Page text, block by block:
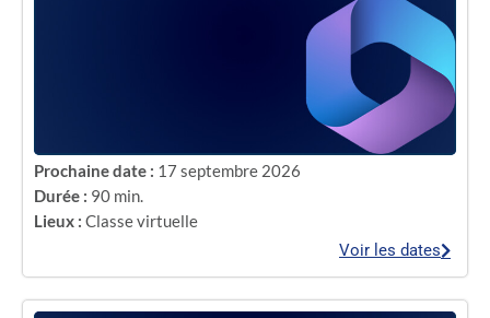
Prochaine date : 17 septembre 2026
Durée : 90 min.
Lieux : Classe virtuelle
Voir les dates